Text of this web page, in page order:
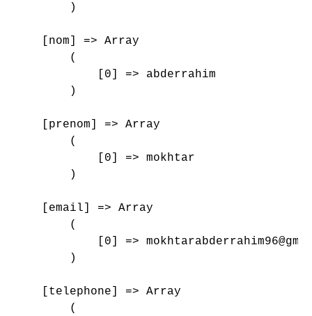
        )
    [nom] => Array
        (
            [0] => abderrahim
        )
    [prenom] => Array
        (
            [0] => mokhtar
        )
    [email] => Array
        (
[0] =>
        )
    [telephone] => Array
        (